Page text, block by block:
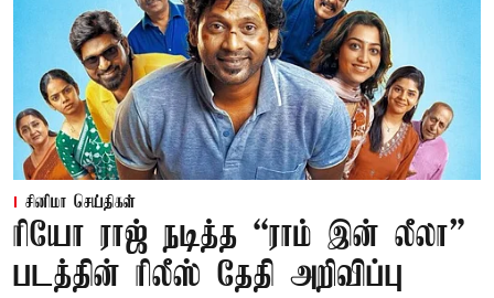
சினிமா செய்திகள்
ரியோ ராஜ் நடித்த “ராம் இன் லீலா”
படத்தின் ரிலீஸ் தேதி அறிவிப்பு